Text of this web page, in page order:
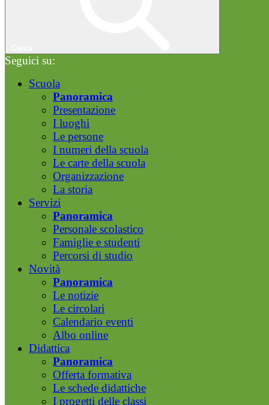
Seguici su:
Scuola
Panoramica
Presentazione
I luoghi
Le persone
I numeri della scuola
Le carte della scuola
Organizzazione
La storia
Servizi
Panoramica
Personale scolastico
Famiglie e studenti
Percorsi di studio
Novità
Panoramica
Le notizie
Le circolari
Calendario eventi
Albo online
Didattica
Panoramica
Offerta formativa
Le schede didattiche
I progetti delle classi